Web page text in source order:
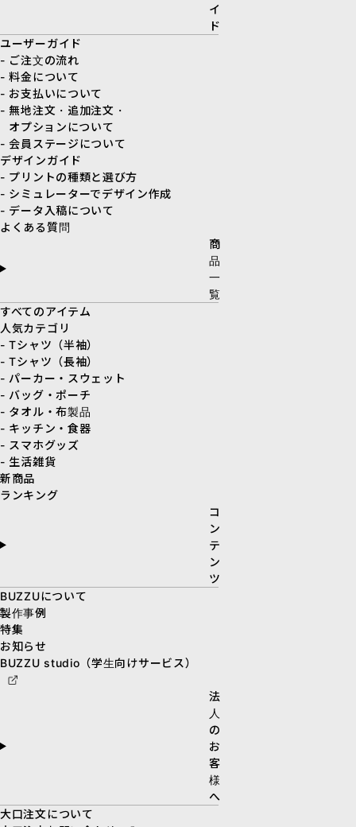
イ
ド
ユーザーガイド
- ご注文の流れ
- 料金について
- お支払いについて
- 無地注文・追加注文・
オプションについて
- 会員ステージについて
デザインガイド
- プリントの種類と選び方
- シミュレーターでデザイン作成
- データ入稿について
よくある質問
商
品
一
覧
すべてのアイテム
人気カテゴリ
- Tシャツ（半袖）
- Tシャツ（長袖）
- パーカー・スウェット
- バッグ・ポーチ
- タオル・布製品
- キッチン・食器
- スマホグッズ
- 生活雑貨
新商品
ランキング
コ
ン
テ
ン
ツ
BUZZUについて
製作事例
特集
お知らせ
BUZZU studio（学生向けサービス）
法
人
の
お
客
様
へ
大口注文について